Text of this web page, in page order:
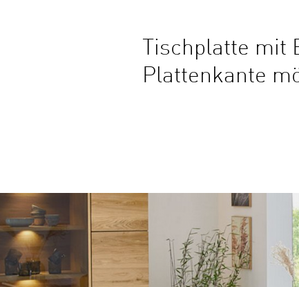
Tischplatte mit
Plattenkante